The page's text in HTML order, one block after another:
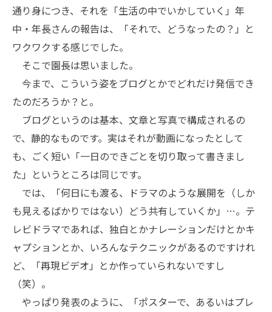
通り身につき、それを「生活の中でいかしていく」年
中・年長さんの報告は、「それで、どうなったの？」と
ワクワクする感じでした。
そこで園長は思いました。
今まで、こういう姿をブログとかでどれだけ発信でき
たのだろうか？と。
ブログというのは基本、文章と写真で構成されるの
で、静的なものです。実はそれが動画になったとして
も、ごく短い「一日のできごとを切り取って書きまし
た」というところは同じです。
では、「何日にも渡る、ドラマのような展開を（しか
も見えるばかりではない）どう共有していくか」…。テ
レビドラマであれば、独白とかナレーションだけとかキ
ャプションとか、いろんなテクニックがあるのですけれ
ど、「再現ビデオ」とか作っていられないですし
（笑）。
やっぱり発表のように、「ポスターで、あるいはプレ